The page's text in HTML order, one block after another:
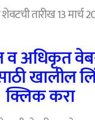
तारीख 13 मार्च
व अधिकृत
खालील
क्लिक करा